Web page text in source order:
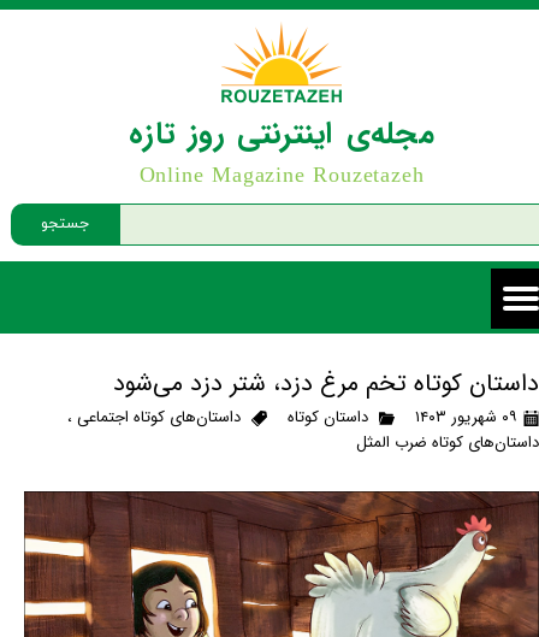
جستجو
مجله‌ی اینترنتی روز تازه
Online Magazine Rouzetazeh
داستان کوتاه تخم مرغ دزد، شتر دزد می‌شود
۰۹ شهریور ۱۴۰۳ داستان کوتاه داستان‌های کوتاه اجتماعی،
داستان‌های کوتاه ضرب المثل